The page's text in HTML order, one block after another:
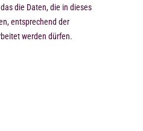
die Daten, die in dieses
entsprechend der
werden dürfen.